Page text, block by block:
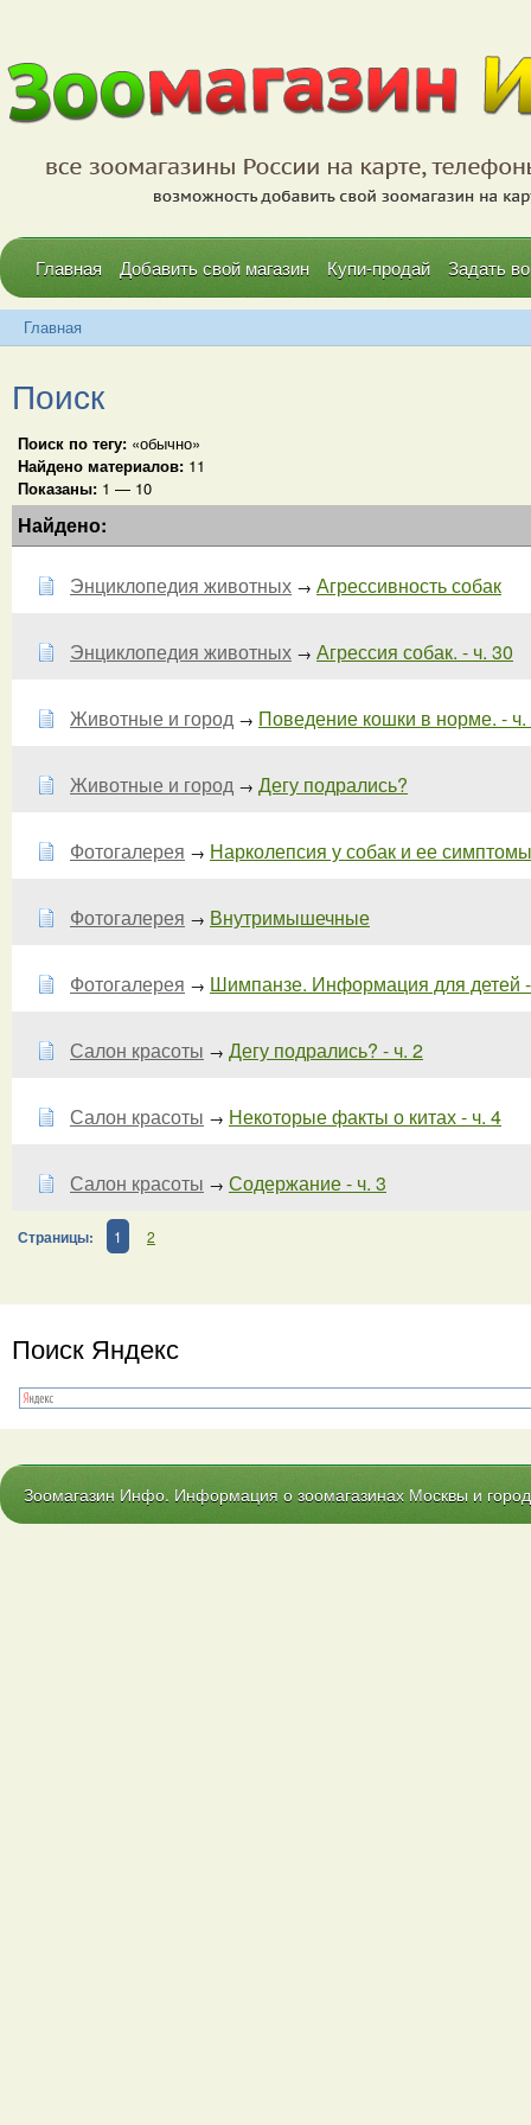
Главная Добавить свой магазин Купи-продай Задать
Главная
Поиск
Поиск по тегу: «обычно»
Найдено материалов: 11
Показаны: 1 — 10
Найдено:
Энциклопедия животных → Агрессивность собак
Энциклопедия животных → Агрессия собак. - ч. 30
Животные и город → Поведение кошки в норме. - ч.
Животные и город → Дегу подрались?
Фотогалерея → Нарколепсия у собак и ее симптомы
Фотогалерея → Внутримышечные
Фотогалерея → Шимпанзе. Информация для детей
Салон красоты → Дегу подрались? - ч. 2
Салон красоты → Некоторые факты о китах - ч. 4
Салон красоты → Содержание - ч. 3
Страницы: 1 2
Поиск Яндекс
Зоомагазин Инфо. Информация о зоомагазинах Москвы и